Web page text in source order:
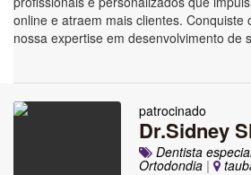
online e atraem mais clientes. Conquiste
nossa expertise em desenvolvimento de
patrocinado
Dr.Sidney
Dentista
Ortodondia |